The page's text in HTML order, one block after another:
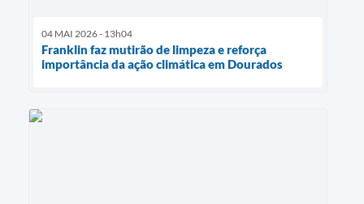
04 MAI 2026 - 13h04
Franklin faz mutirão de limpeza e reforça
importância da ação climática em Dourados